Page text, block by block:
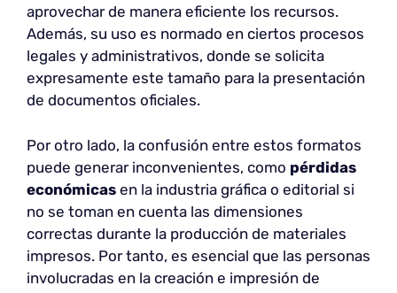
aprovechar de manera eficiente los recursos.
Además, su uso es normado en ciertos procesos
legales y administrativos, donde se solicita
expresamente este tamaño para la presentación
de documentos oficiales.
Por otro lado, la confusión entre estos formatos
puede generar inconvenientes, como pérdidas
económicas en la industria gráfica o editorial si
no se toman en cuenta las dimensiones
correctas durante la producción de materiales
impresos. Por tanto, es esencial que las personas
involucradas en la creación e impresión de